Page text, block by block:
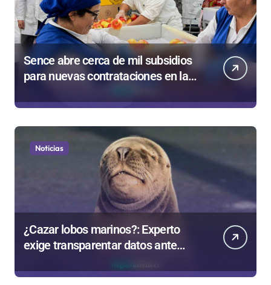
Sence abre cerca de mil subsidios
para nuevas contrataciones en la
Noticias
¿Cazar lobos marinos?: Experto
exige transparentar datos ante
Gobierno